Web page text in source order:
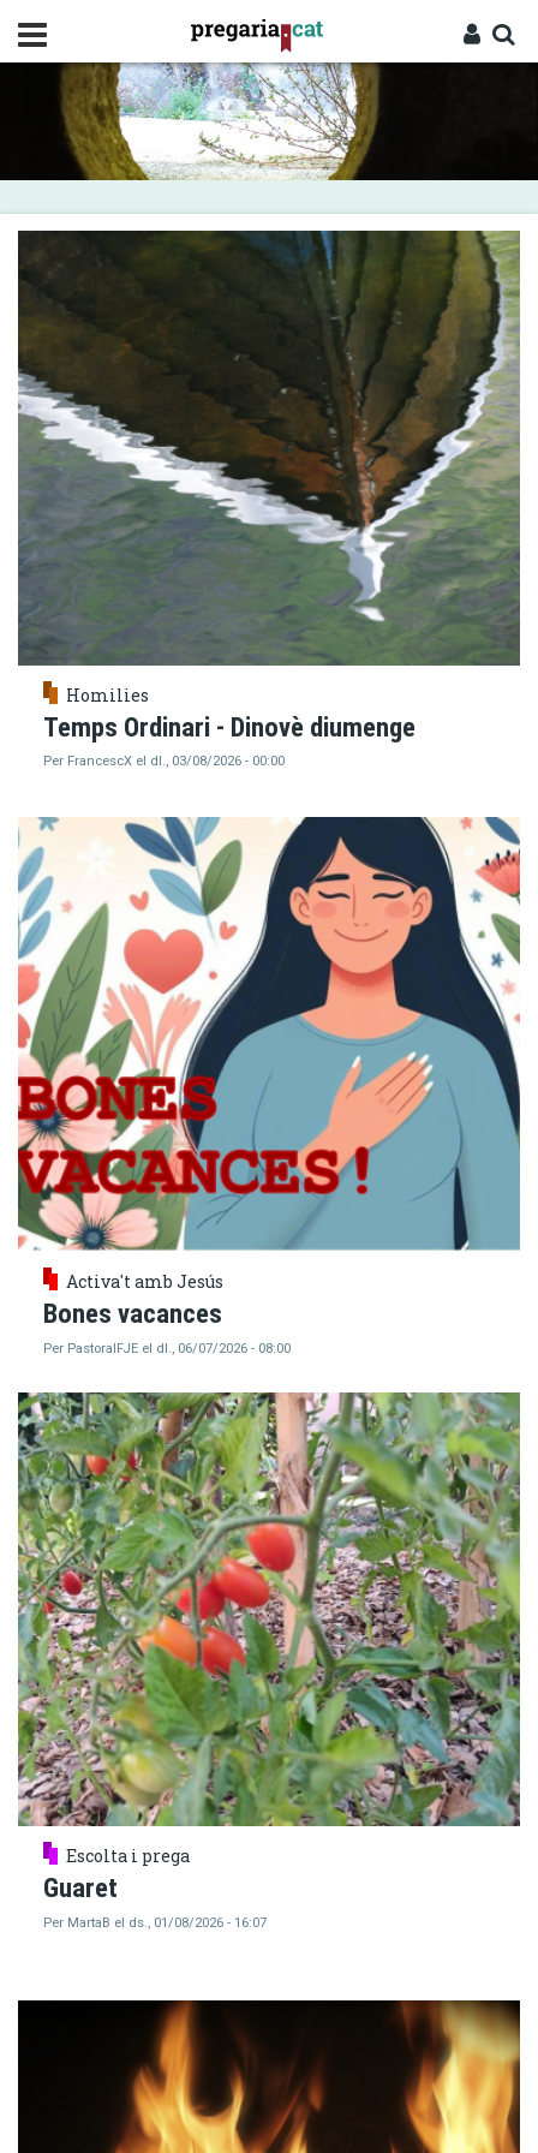
contingut
Cercador
Homilies
Temps Ordinari - Dinovè diumenge
Per FrancescX el dl., 03/08/2026 - 00:00
Activa't amb Jesús
Bones vacances
Per PastoralFJE el dl., 06/07/2026 - 08:00
Escolta i prega
Guaret
Per MartaB el ds., 01/08/2026 - 16:07